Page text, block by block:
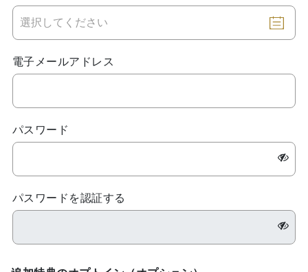
電子メールアドレス
パスワード
パスワードを認証する